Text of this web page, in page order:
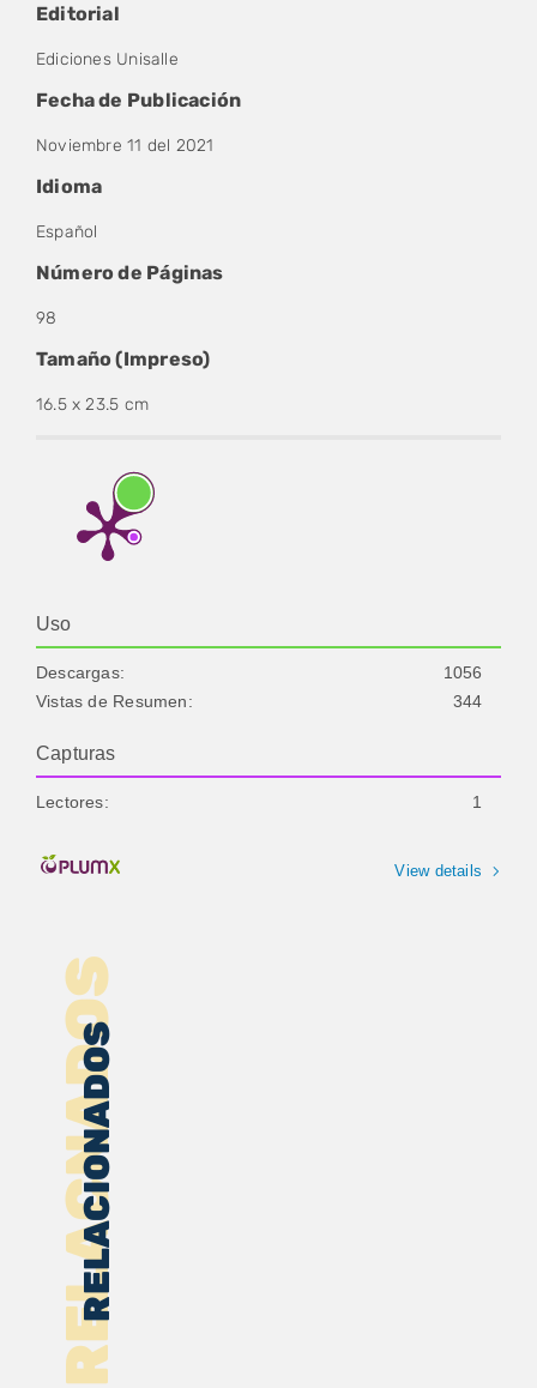
Editorial
Ediciones Unisalle
Fecha de Publicación
Noviembre 11 del 2021
Idioma
Español
Número de Páginas
98
Tamaño (Impreso)
16.5 x 23.5 cm
Uso
Descargas:
1056
Vistas de Resumen:
344
Capturas
Lectores: 1
View details
RELACNADOS
RELACIONADOS